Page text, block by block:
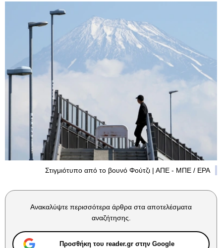
Στιγμιότυπο από το βουνό Φούτζι | ΑΠΕ - ΜΠΕ / EPA
Ανακαλύψτε περισσότερα άρθρα στα αποτελέσματα
αναζήτησης.
Προσθήκη του reader.gr στην Google